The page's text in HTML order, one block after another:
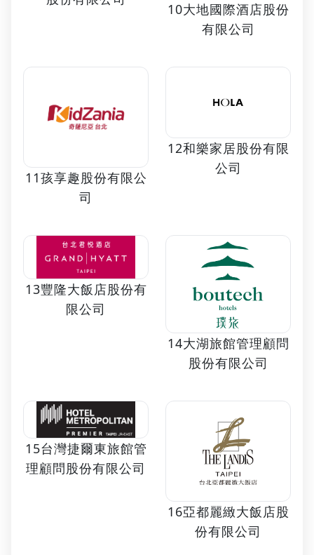
10大地國際酒店股份
有限公司
11孩享趣股份有限公
司
12和樂家居股份有限
公司
13豐隆大飯店股份有
限公司
14大湖旅館管理顧問
股份有限公司
15台灣捷爾東旅館管
理顧問股份有限公司
16亞都麗緻大飯店股
份有限公司